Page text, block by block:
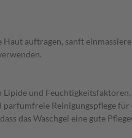
auftragen, sanft
und
parfümfreie Reinigungspflege
das Waschgel eine gute